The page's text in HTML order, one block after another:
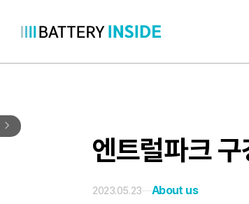
츠
바
로
엔트럴파크
2023.05.23 About us